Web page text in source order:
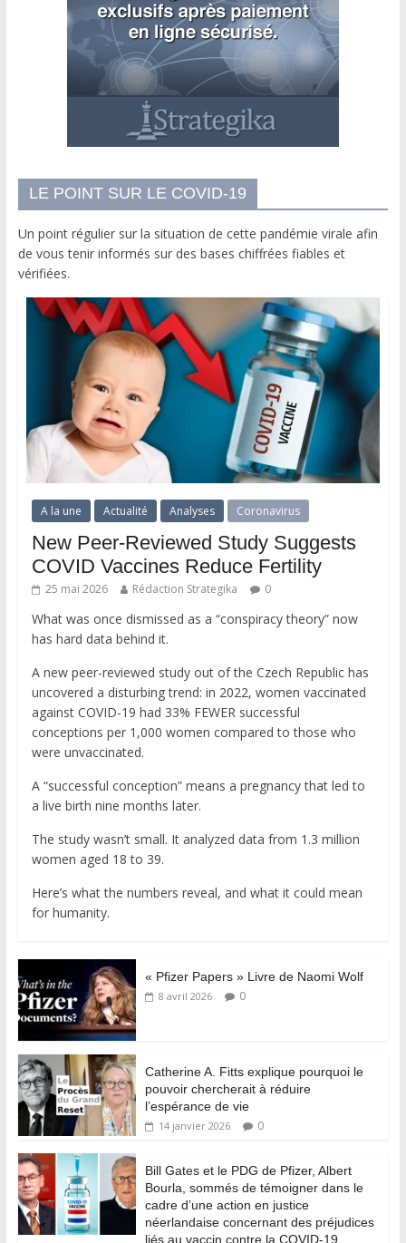
LE POINT SUR LE COVID-19
Un point régulier sur la situation de cette pandémie virale afin
de vous tenir informés sur des bases chiffrées fiables et
vérifiées.
A la une Actualité Analyses Coronavirus
New Peer-Reviewed Study Suggests
COVID Vaccines Reduce Fertility
25 mai 2026 Rédaction Strategika 0
What was once dismissed as a “conspiracy theory” now
has hard data behind it.
A new peer-reviewed study out of the Czech Republic has
uncovered a disturbing trend: in 2022, women vaccinated
against COVID-19 had 33% FEWER successful
conceptions per 1,000 women compared to those who
were unvaccinated.
A “successful conception” means a pregnancy that led to
a live birth nine months later.
The study wasn’t small. It analyzed data from 1.3 million
women aged 18 to 39.
Here’s what the numbers reveal, and what it could mean
for humanity.
« Pfizer Papers » Livre de Naomi Wolf
8 avril 2026 0
Catherine A. Fitts explique pourquoi le
pouvoir chercherait à réduire
l’espérance de vie
14 janvier 2026 0
Bill Gates et le PDG de Pfizer, Albert
Bourla, sommés de témoigner dans le
cadre d’une action en justice
néerlandaise concernant des préjudices
liés au vaccin contre la COVID-19